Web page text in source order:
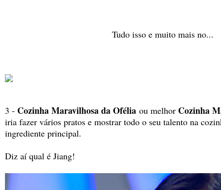
Tudo isso e muito mais no...
3 - Cozinha Maravilhosa da Ofélia ou melhor Cozinha
iria fazer vários pratos e mostrar todo o seu talento na
ingrediente principal.
Diz aí qual é Jiang!